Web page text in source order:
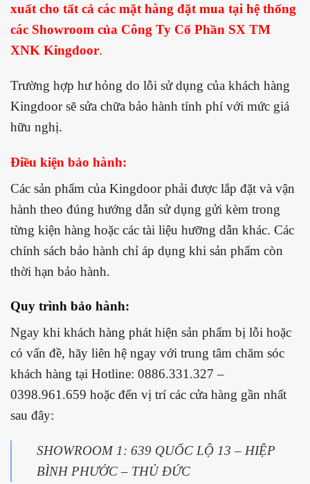
xuất cho tất cả các mặt hàng đặt mua tại hệ thống
các Showroom của Công Ty Cổ Phần SX TM
XNK Kingdoor.
Trường hợp hư hỏng do lỗi sử dụng của khách hàng
Kingdoor sẽ sửa chữa bảo hành tính phí với mức giá
hữu nghị.
Điều kiện bảo hành:
Các sản phẩm của Kingdoor phải được lắp đặt và vận
hành theo đúng hướng dẫn sử dụng gửi kèm trong
từng kiện hàng hoặc các tài liệu hưỡng dẫn khác. Các
chính sách bảo hành chỉ áp dụng khi sản phẩm còn
thời hạn bảo hành.
Quy trình bảo hành:
Ngay khi khách hàng phát hiện sản phẩm bị lỗi hoặc
có vấn đề, hãy liên hệ ngay với trung tâm chăm sóc
khách hàng tại Hotline: 0886.331.327 –
0398.961.659 hoặc đến vị trí các cửa hàng gần nhất
sau đây:
SHOWROOM 1: 639 QUỐC LỘ 13 – HIỆP
BÌNH PHƯỚC – THỦ ĐỨC